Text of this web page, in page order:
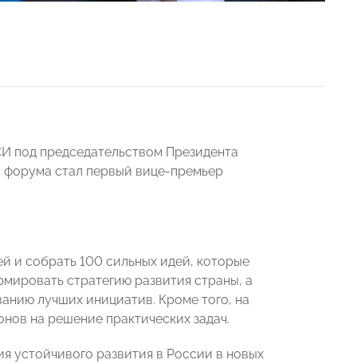
под председательством Президента
форума стал первый вице-премьер
и собрать 100 сильных идей, которые
стратегию развития страны, а
лучших инициатив. Кроме того, на
на решение практических задач.
устойчивого развития в России в новых